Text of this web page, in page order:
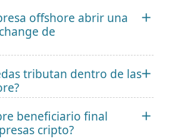
offshore abrir una
de
tributan dentro de las
beneficiario final
cripto?